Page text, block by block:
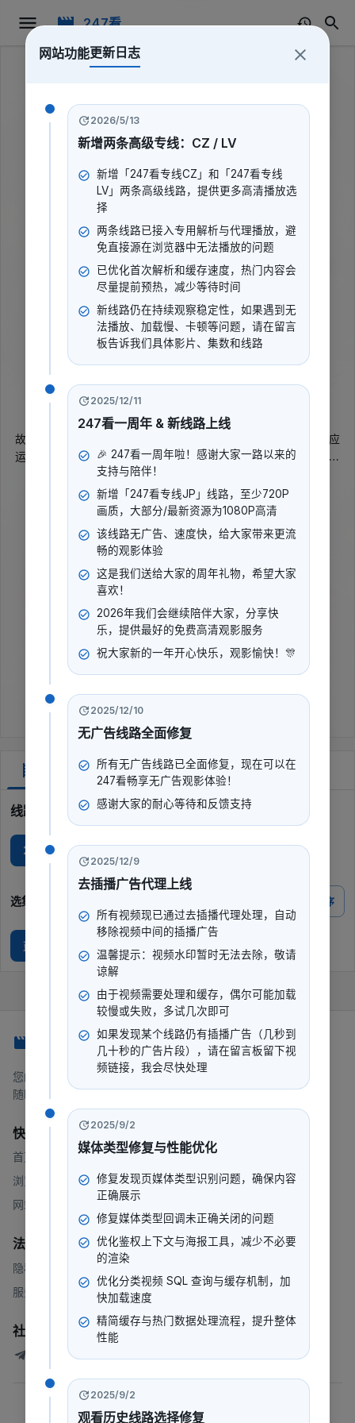
247看
乘客2026
暂无评分 2026
故事讲述了一位索马里裔美国司机，为了维持生计，无奈之下答应
运送一位神秘乘客前往芝加哥。然而，他很快意识到这位乘客并非
表面看起来那样简单，并将自己置于一个恐怖的境地。
导演:
暂无数据
演员 :
科迪·斯密特
立即播放
线路选择
247看专线JP
选集 倒序
蓝光
您的一站式流媒体平台，提供电影、电视剧、动漫等内容。
随时随地，想看就看。
快速链接
首页
浏览
网站地图
法律
隐私政策
服务条款
社群
247看测试讨论群
©2026 247看.版权所有
网站功能更新日志
2026/5/13
新增两条高级专线：CZ / LV
新增「247看专线CZ」和「247看专线
LV」两条高级线路，提供更多高清播放选
择
两条线路已接入专用解析与代理播放，避
免直接源在浏览器中无法播放的问题
已优化首次解析和缓存速度，热门内容会
尽量提前预热，减少等待时间
新线路仍在持续观察稳定性，如果遇到无
法播放、加载慢、卡顿等问题，请在留言
板告诉我们具体影片、集数和线路
2025/12/11
247看一周年 & 新线路上线
🎉 247看一周年啦！感谢大家一路以来的
支持与陪伴！
新增「247看专线JP」线路，至少720P
画质，大部分/最新资源为1080P高清
该线路无广告、速度快，给大家带来更流
畅的观影体验
这是我们送给大家的周年礼物，希望大家
喜欢！
2026年我们会继续陪伴大家，分享快
乐，提供最好的免费高清观影服务
祝大家新的一年开心快乐，观影愉快！🎊
2025/12/10
无广告线路全面修复
所有无广告线路已全面修复，现在可以在
247看畅享无广告观影体验！
感谢大家的耐心等待和反馈支持
2025/12/9
去插播广告代理上线
所有视频现已通过去插播代理处理，自动
移除视频中间的插播广告
温馨提示：视频水印暂时无法去除，敬请
谅解
由于视频需要处理和缓存，偶尔可能加载
较慢或失败，多试几次即可
如果发现某个线路仍有插播广告（几秒到
几十秒的广告片段），请在留言板留下视
频链接，我会尽快处理
2025/9/2
媒体类型修复与性能优化
修复发现页媒体类型识别问题，确保内容
正确展示
修复媒体类型回调未正确关闭的问题
优化鉴权上下文与海报工具，减少不必要
的渲染
优化分类视频 SQL 查询与缓存机制，加
快加载速度
精简缓存与热门数据处理流程，提升整体
性能
2025/9/2
观看历史线路选择修复